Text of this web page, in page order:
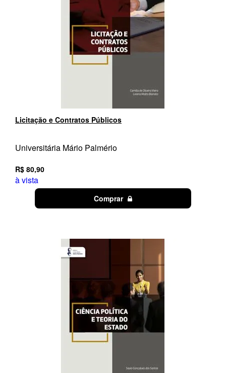
Licitação e Contratos Públicos
Universitária Mário Palmério
R$ 80,90
à vista
Comprar